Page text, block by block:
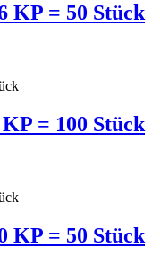
KP = 50 Stück
= 100 Stück
KP = 50 Stück